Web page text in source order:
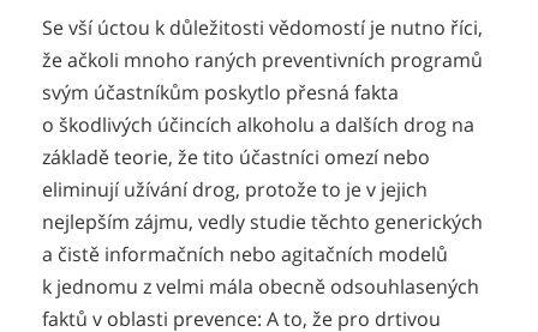
Se vší úctou k důležitosti vědomostí je nutno říci,
že ačkoli mnoho raných preventivních programů
svým účastníkům poskytlo přesná fakta
o škodlivých účincích alkoholu a dalších drog na
základě teorie, že tito účastníci omezí nebo
eliminují užívání drog, protože to je v jejich
nejlepším zájmu, vedly studie těchto generických
a čistě informačních nebo agitačních modelů
k jednomu z velmi mála obecně odsouhlasených
faktů v oblasti prevence: A to, že pro drtivou